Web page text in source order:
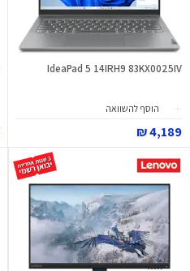
IdeaPad 5 14IRH9 83KX0025IV
הוסף להשוואה
4,189 ₪